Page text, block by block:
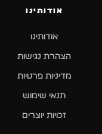
אודותינו
אודותינו
הצהרת נגישות
מדיניות פרטיות
תנאי שימוש
זכויות יוצרים